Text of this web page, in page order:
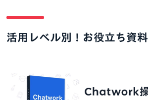
活用レベル別！お役立ち資料